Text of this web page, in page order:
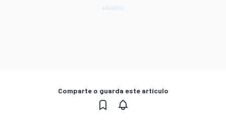
Comparte o guarda este artículo